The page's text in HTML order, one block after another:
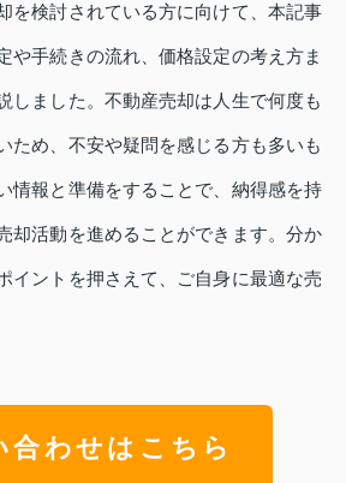
を検討されている方に向けて、本記事
や手続きの流れ、価格設定の考え方ま
しました。不動産売却は人生で何度も
ため、不安や疑問を感じる方も多いも
情報と準備をすることで、納得感を持
却活動を進めることができます。分か
イントを押さえて、ご自身に最適な売
合わせはこちら